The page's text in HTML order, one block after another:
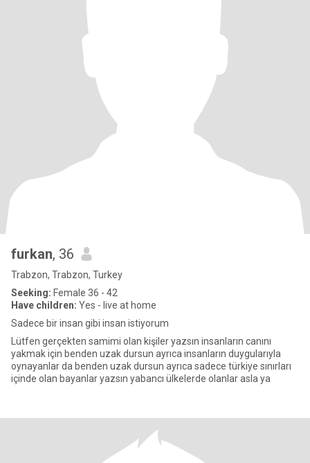
furkan, 36
Trabzon, Trabzon, Turkey
Seeking: Female 36 - 42
Have children: Yes - live at home
Sadece bir insan gibi insan istiyorum
Lütfen gerçekten samimi olan kişiler yazsın insanların canını
yakmak için benden uzak dursun ayrıca insanların duygularıyla
oynayanlar da benden uzak dursun ayrıca sadece türkiye sınırları
içinde olan bayanlar yazsın yabancı ülkelerde olanlar asla ya